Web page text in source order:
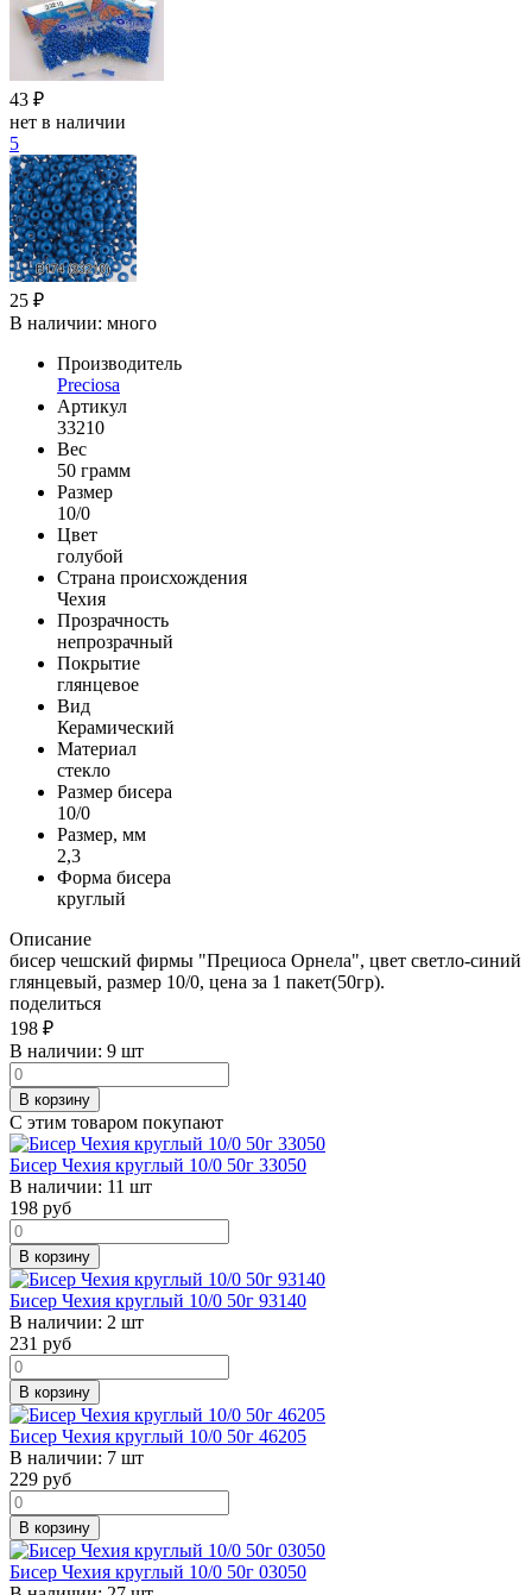
43 ₽
нет в наличии
5
25 ₽
В наличии: много
Производитель
Preciosa
Артикул
33210
Вес
50 грамм
Размер
10/0
Цвет
голубой
Страна происхождения
Чехия
Прозрачность
непрозрачный
Покрытие
глянцевое
Вид
Керамический
Материал
стекло
Размер бисера
10/0
Размер, мм
2,3
Форма бисера
круглый
Описание
бисер чешский фирмы "Прециоса Орнела", цвет светло-синий
глянцевый, размер 10/0, цена за 1 пакет(50гр).
поделиться
198 ₽
В наличии: 9 шт
В корзину
С этим товаром покупают
Бисер Чехия круглый 10/0 50г 33050
В наличии: 11 шт
198 руб
В корзину
Бисер Чехия круглый 10/0 50г 93140
В наличии: 2 шт
231 руб
В корзину
Бисер Чехия круглый 10/0 50г 46205
В наличии: 7 шт
229 руб
В корзину
Бисер Чехия круглый 10/0 50г 03050